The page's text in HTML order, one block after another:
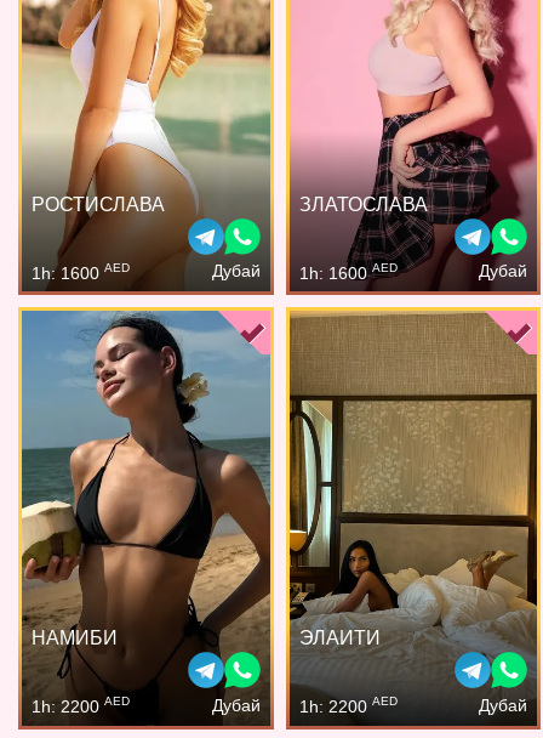
РОСТИСЛАВА
1h: 1600 AED Дубай
ЗЛАТОСЛАВА
1h: 1600AED Дубай
НАМИБИ
1h: 2200 AED Дубай
ЭЛАИТИ
1h: 2200 AED Дубай